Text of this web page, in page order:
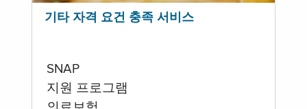
기타 자격 요건 충족 서비스
SNAP
지원 프로그램